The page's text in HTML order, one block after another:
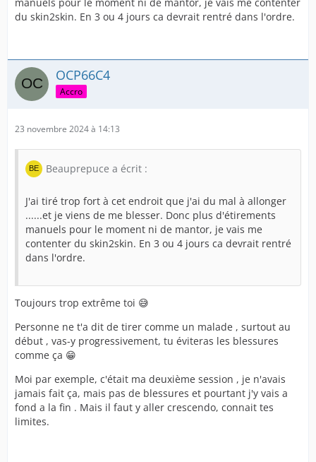
du skin2skin. En 3 ou 4 jours ca devrait rentré dans l'ordre.
OCP66C4
Accro
23 novembre 2024 à 14:13
Beauprepuce a écrit :
J'ai tiré trop fort à cet endroit que j'ai du mal à allonger
......et je viens de me blesser. Donc plus d'étirements
manuels pour le moment ni de mantor, je vais me
contenter du skin2skin. En 3 ou 4 jours ca devrait rentré
dans l'ordre.
Toujours trop extrême toi 😅
Personne ne t'a dit de tirer comme un malade , surtout au
début , vas-y progressivement, tu éviteras les blessures
comme ça 😁
Moi par exemple, c'était ma deuxième session , je n'avais
jamais fait ça, mais pas de blessures et pourtant j'y vais a
fond a la fin . Mais il faut y aller crescendo, connait tes
limites.